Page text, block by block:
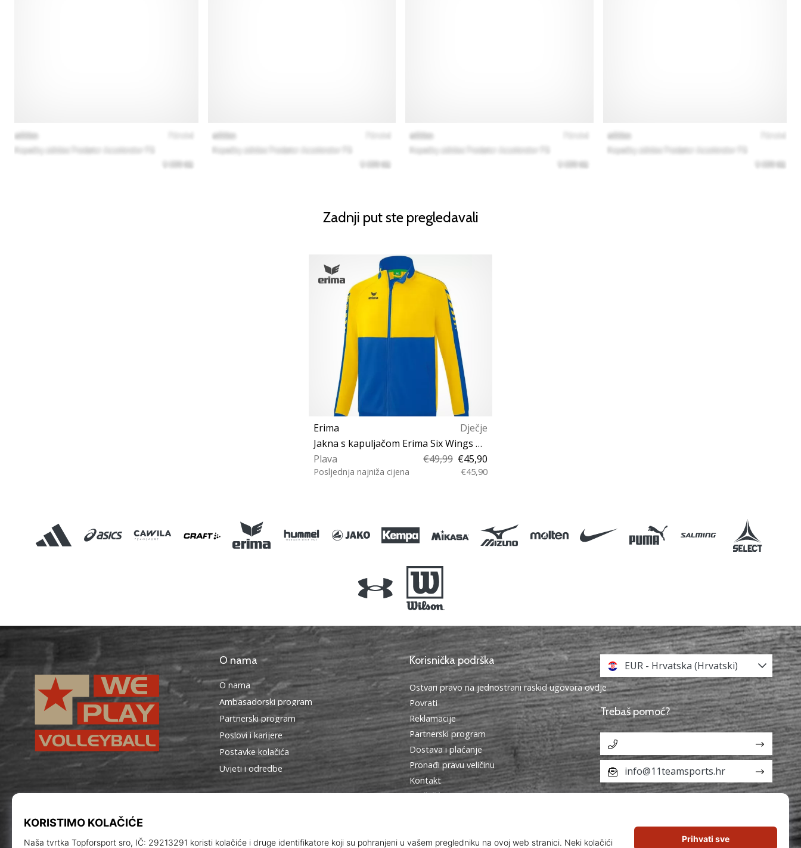
Zadnji put ste pregledavali
Erima
Dječje
Jakna s kapuljačom Erima Six Wings Worker Jacket JR
Plava
€49,99 €45,90
Posljednja najniža cijena €45,90
O nama
O nama
Ambasadorski program
Partnerski program
Poslovi i karijere
Postavke kolačića
Uvjeti i odredbe
Korisnička podrška
Ostvari pravo na jednostrani raskid ugovora ovdje
Povrati
Reklamacije
Partnerski program
Dostava i plaćanje
Pronađi pravu veličinu
Kontakt
Najčešća pitanja
EUR - Hrvatska (Hrvatski)
Trebaš pomoć?
info@11teamsports.hr